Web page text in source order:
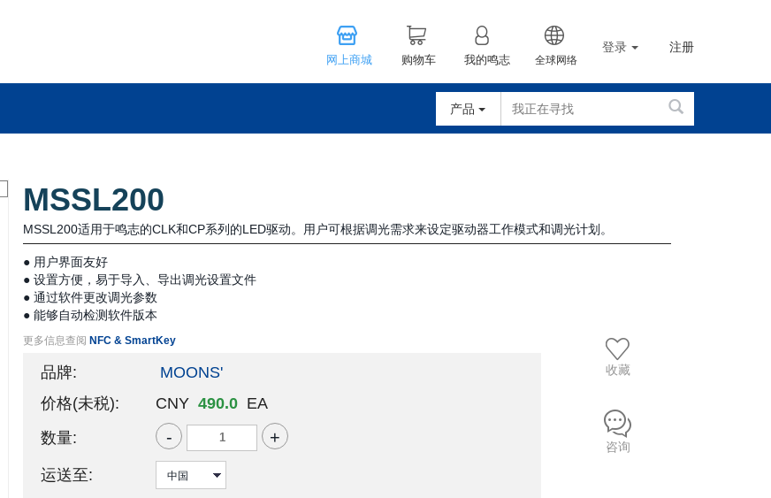
网上商城 购物车 我的鸣志 全球网络
登录 注册
产品
MSSL200
MSSL200适用于鸣志的CLK和CP系列的LED驱动。用户可根据调光需求来设定驱动器工作模式和调光计划。
● 用户界面友好
● 设置方便，易于导入、导出调光设置文件
● 通过软件更改调光参数
● 能够自动检测软件版本
更多信息查阅 NFC & SmartKey
品牌:
MOONS'
价格(未税):
CNY490.0 EA
数量:
- +
运送至:
收藏
咨询